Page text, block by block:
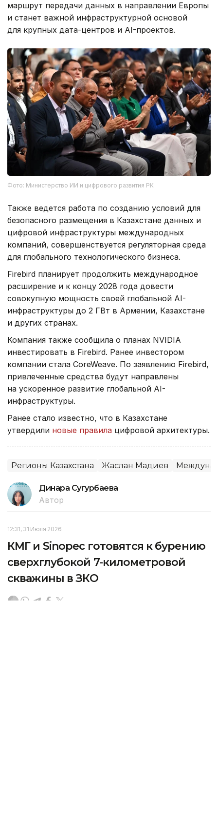
маршрут передачи данных в направлении Европы
и станет важной инфраструктурной основой
для крупных дата-центров и AI-проектов.
Фото: Министерство ИИ и цифрового развития РК
Также ведется работа по созданию условий для
безопасного размещения в Казахстане данных и
цифровой инфраструктуры международных
компаний, совершенствуется регуляторная среда
для глобального технологического бизнеса.
Firebird планирует продолжить международное
расширение и к концу 2028 года довести
совокупную мощность своей глобальной AI-
инфраструктуры до 2 ГВт в Армении, Казахстане
и других странах.
Компания также сообщила о планах NVIDIA
инвестировать в Firebird. Ранее инвестором
компании стала CoreWeave. По заявлению Firebird,
привлеченные средства будут направлены
на ускоренное развитие глобальной AI-
инфраструктуры.
Ранее стало известно, что в Казахстане
утвердили новые правила цифровой архитектуры.
Регионы Казахстана Жаслан Мадиев
Динара Сугурбаева
Автор
12:31, 31 Июля 2026
КМГ и Sinopec готовятся к бурению
сверхглубокой 7-километровой
скважины в ЗКО